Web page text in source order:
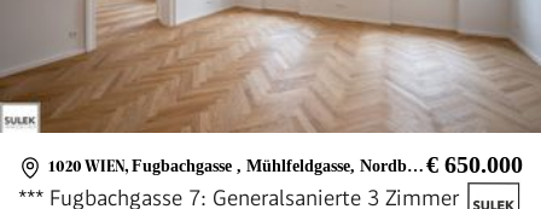
1020 WIEN, Fugbachgasse , Mühlfeldgasse, Nordbahnstraße, Praterstern, Augarten € 650.000
*** Fugbachgasse 7: Generalsanierte 3 Zimmer